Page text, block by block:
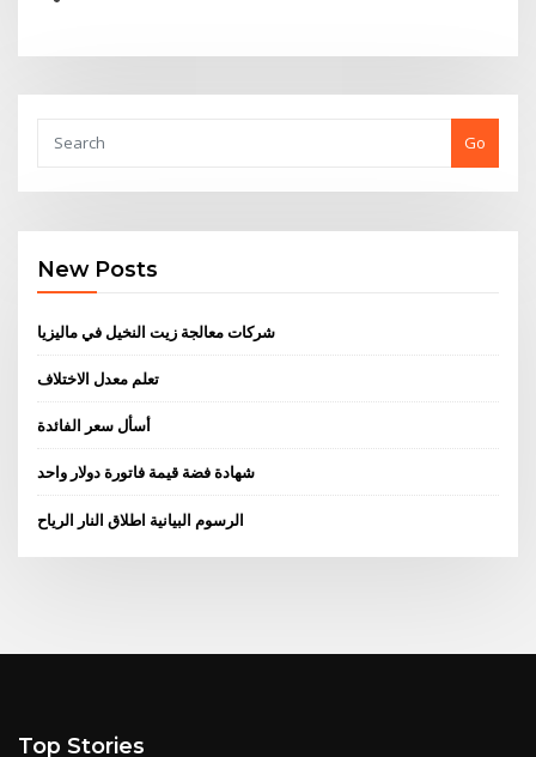
Go
New Posts
شركات معالجة زيت النخيل في ماليزيا
تعلم معدل الاختلاف
أسأل سعر الفائدة
شهادة فضة قيمة فاتورة دولار واحد
الرسوم البيانية اطلاق النار الرياح
Top Stories